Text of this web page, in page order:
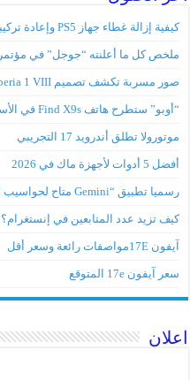
كيفية إزالة غطاء جهاز PS5 وإعادة تركيبه بأمان للتنظيف والتحديثات
ملخص كل ما أعلنته “جوجل” في مؤتمر Android Show I/O Edition 2026
صور مسربة تكشف تصميم Xperia 1 VIII الجديد
“أوبو” ستطرح هاتف Find X9s في الأسواق العالمية
موتورولا تطلق أندرويد 17 التجريبي
أفضل 5 أدوات لأجهزة ماك في 2026
رسميا تطبيق “Gemini متاح لحواسيب “ماك”
كيف تزيد عدد المتابعين في إنستغرام؟
آيفون 17Eمواصفات رائعة وسعر أقل
سعر آيفون 17e المتوقع
اعلان